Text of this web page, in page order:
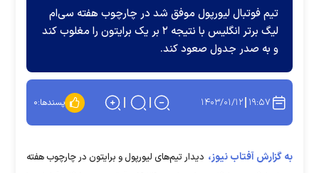
تیم فوتبال لیورپول موفق شد در چارچوب هفته سی‌ام
لیگ برتر انگلیس با نتیجه ۲ بر یک برایتون را مغلوب کند
و به صدر جدول صعود کند.
۱۹:۵۷ ۱۴۰۳/۰۱/۱۲ پسندها:۰
به گزارش آفتاب نیوز، دیدار تیم‌های لیورپول و برایتون در چارچوب هفته